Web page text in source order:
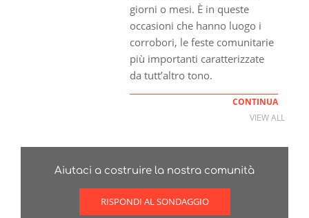
giorni o mesi. È in queste
occasioni che hanno luogo i
corrobori, le feste comunitarie
più importanti caratterizzate
da tutt’altro tono.
CONTINUA
VIEW ALL
Aiutaci a costruire la nostra comunità
RISPONDI AL SONDAGGIO